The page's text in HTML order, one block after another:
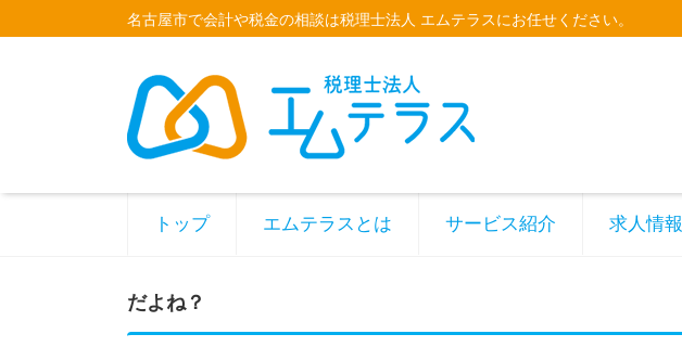
名古屋市で会計や税金の相談は税理士法人 エムテラスにお任せください。
トップ エムテラスとは サービス紹介 求人情報
だよね？